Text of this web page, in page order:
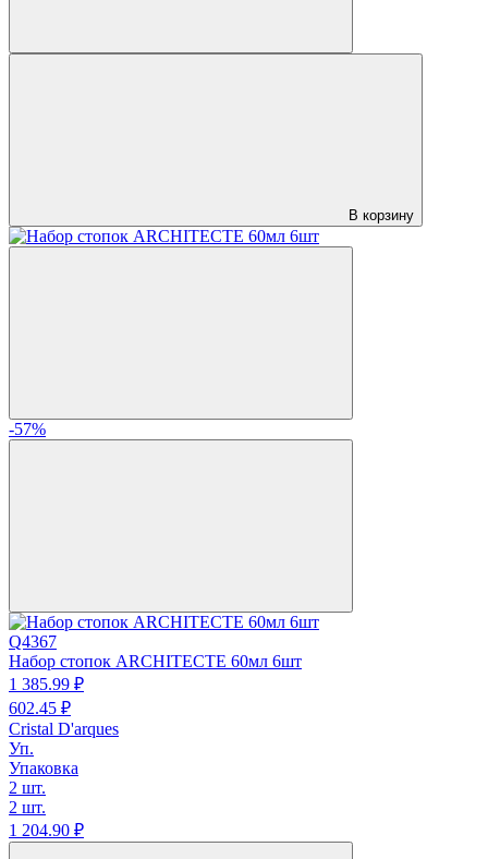
В корзину
-57%
Q4367
Набор стопок ARCHITECTE 60мл 6шт
1 385.99 ₽
602.45 ₽
Cristal D'arques
Уп.
Упаковка
2 шт.
2 шт.
1 204.90 ₽